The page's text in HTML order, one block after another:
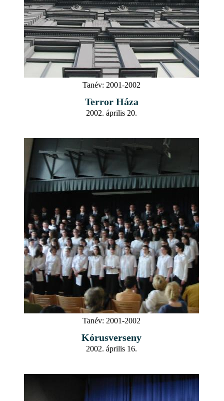
Tanév: 2001-2002
Terror Háza
2002. április 20.
Tanév: 2001-2002
Kórusverseny
2002. április 16.